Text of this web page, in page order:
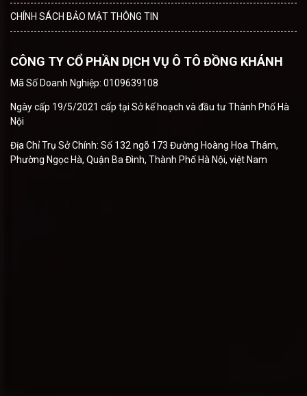
CHÍNH SÁCH BẢO MẬT THÔNG TIN
CÔNG TY CỔ PHẦN DỊCH VỤ Ô TÔ ĐỒNG KHÁNH
Mã Số Doanh Nghiệp: 0109639108
Ngày cấp 19/5/2021 cấp tại Sở kế hoạch và đầu tư Thành Phố Hà
Nội
Địa Chỉ Trụ Sở Chính: Số 132 ngõ 173 Đường Hoàng Hoa Thám,
Phường Ngọc Hà, Quận Ba Đình, Thành Phố Hà Nội, việt Nam